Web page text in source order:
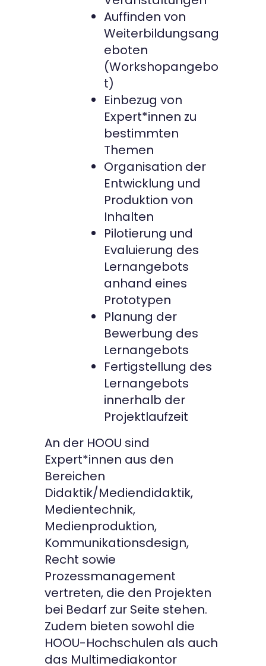
Auffinden von
Weiterbildungsang
eboten
(Workshopangebo
t)
Einbezug von
Expert*innen zu
bestimmten
Themen
Organisation der
Entwicklung und
Produktion von
Inhalten
Pilotierung und
Evaluierung des
Lernangebots
anhand eines
Prototypen
Planung der
Bewerbung des
Lernangebots
Fertigstellung des
Lernangebots
innerhalb der
Projektlaufzeit
An der HOOU sind
Expert*innen aus den
Bereichen
Didaktik/Mediendidaktik,
Medientechnik,
Medienproduktion,
Kommunikationsdesign,
Recht sowie
Prozessmanagement
vertreten, die den Projekten
bei Bedarf zur Seite stehen.
Zudem bieten sowohl die
HOOU-Hochschulen als auch
das Multimediakontor